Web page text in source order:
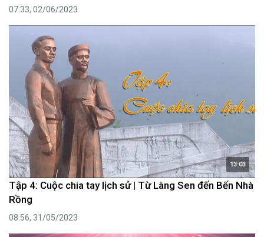
07:33, 02/06/2023
13:03
Tập 4: Cuộc chia tay lịch sử | Từ Làng Sen đến Bến Nhà
Rồng
08:56, 31/05/2023